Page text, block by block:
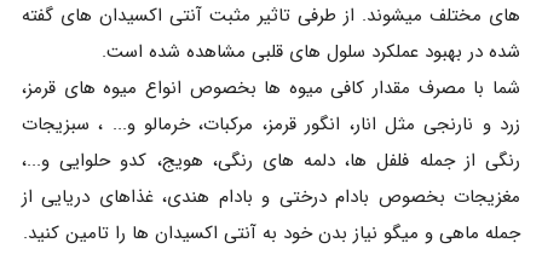
های مختلف میشوند. از طرفی تاثیر مثبت آنتی اکسیدان های گفته
شده در بهبود عملکرد سلول های قلبی مشاهده شده است.
شما با مصرف مقدار کافی میوه ها بخصوص انواع میوه های قرمز،
زرد و نارنجی مثل انار، انگور قرمز، مرکبات، خرمالو و... ، سبزیجات
رنگی از جمله فلفل ها، دلمه های رنگی، هویج، کدو حلوایی و...،
مغزیجات بخصوص بادام درختی و بادام هندی، غذاهای دریایی از
جمله ماهی و میگو نیاز بدن خود به آنتی اکسیدان ها را تامین کنید.